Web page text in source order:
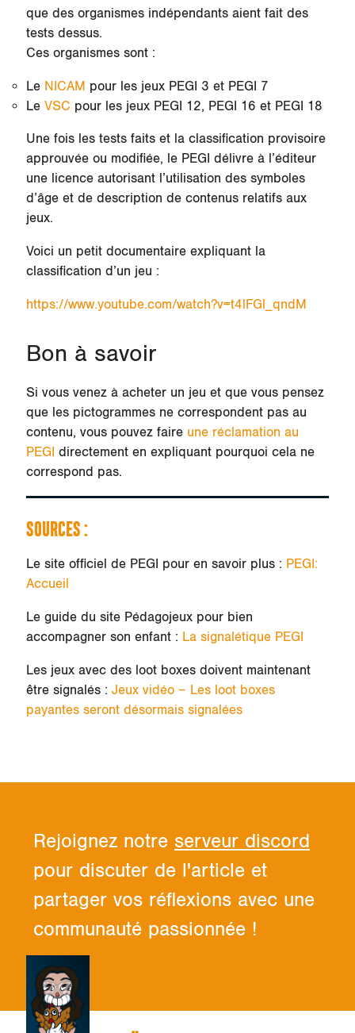
que des organismes indépendants aient fait des
tests dessus.
Ces organismes sont :
Le NICAM pour les jeux PEGI 3 et PEGI 7
Le VSC pour les jeux PEGI 12, PEGI 16 et PEGI 18
Une fois les tests faits et la classification provisoire
approuvée ou modifiée, le PEGI délivre à l’éditeur
une licence autorisant l’utilisation des symboles
d’âge et de description de contenus relatifs aux
jeux.
Voici un petit documentaire expliquant la
classification d’un jeu :
https://www.youtube.com/watch?v=t4lFGl_qndM
Bon à savoir
Si vous venez à acheter un jeu et que vous pensez
que les pictogrammes ne correspondent pas au
contenu, vous pouvez faire une réclamation au
PEGI directement en expliquant pourquoi cela ne
correspond pas.
SOURCES :
Le site officiel de PEGI pour en savoir plus : PEGI:
Accueil
Le guide du site Pédagojeux pour bien
accompagner son enfant : La signalétique PEGI
Les jeux avec des loot boxes doivent maintenant
être signalés : Jeux vidéo – Les loot boxes
payantes seront désormais signalées
Rejoignez notre serveur discord
pour discuter de l'article et
partager vos réflexions avec une
communauté passionnée !